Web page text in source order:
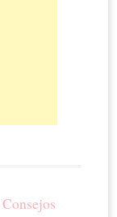
Consejos